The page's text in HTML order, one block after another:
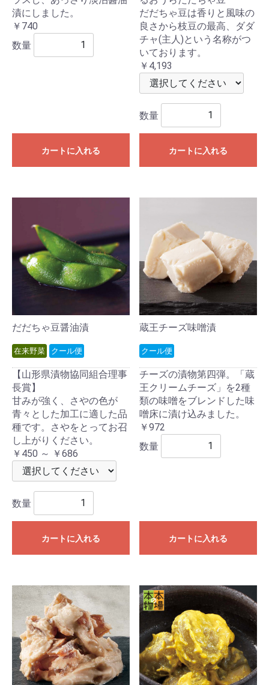
漬にしました。
￥740
数量
カートに入れる
だだちゃ豆は香りと風味の
良さから枝豆の最高、ダダ
チャ(主人)という名称がつ
いております。
￥4,193
数量
カートに入れる
だだちゃ豆醤油漬
在来野菜 クール便
【山形県漬物協同組合理事
長賞】
甘みが強く、さやの色が
青々とした加工に適した品
種です。さやをとってお召
し上がりください。
￥450 ～ ￥686
数量
カートに入れる
蔵王チーズ味噌漬
クール便
チーズの漬物第四弾。「蔵
王クリームチーズ」を2種
類の味噌をブレンドした味
噌床に漬け込みました。
￥972
数量
カートに入れる